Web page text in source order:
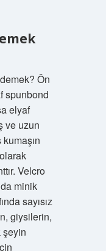
Ön
spunbond
elyaf
ve uzun
Velcro
minik
sayısız
giysilerin,
şeyin